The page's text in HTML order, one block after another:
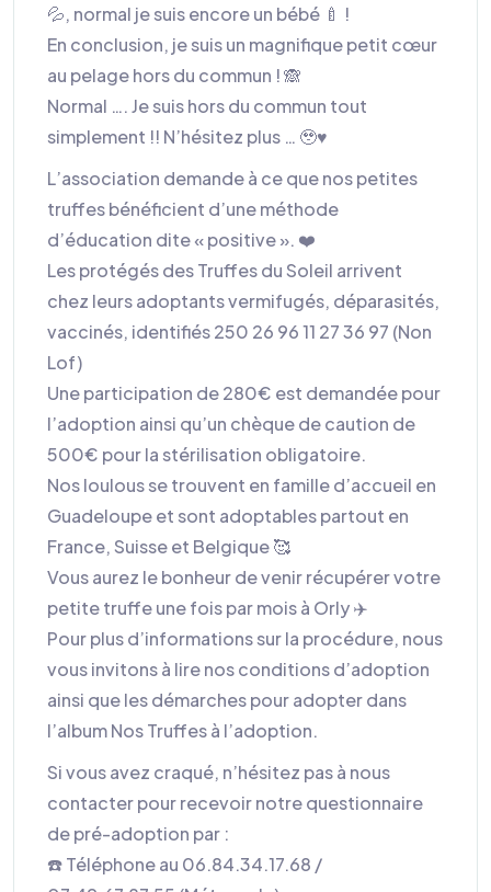
💦, normal je suis encore un bébé 🍼 !
En conclusion, je suis un magnifique petit cœur
au pelage hors du commun ! 🙈
Normal …. Je suis hors du commun tout
simplement !! N’hésitez plus … 🥹♥️
L’association demande à ce que nos petites
truffes bénéficient d’une méthode
d’éducation dite « positive ». ❤️
Les protégés des Truffes du Soleil arrivent
chez leurs adoptants vermifugés, déparasités,
vaccinés, identifiés 250 26 96 11 27 36 97 (Non
Lof)
Une participation de 280€ est demandée pour
l’adoption ainsi qu’un chèque de caution de
500€ pour la stérilisation obligatoire.
Nos loulous se trouvent en famille d’accueil en
Guadeloupe et sont adoptables partout en
France, Suisse et Belgique 🥰
Vous aurez le bonheur de venir récupérer votre
petite truffe une fois par mois à Orly ✈️
Pour plus d’informations sur la procédure, nous
vous invitons à lire nos conditions d’adoption
ainsi que les démarches pour adopter dans
l’album Nos Truffes à l’adoption.
Si vous avez craqué, n’hésitez pas à nous
contacter pour recevoir notre questionnaire
de pré-adoption par :
☎️ Téléphone au 06.84.34.17.68 /